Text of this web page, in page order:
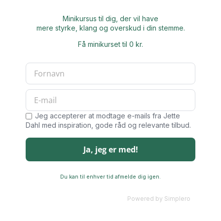
Minikursus til dig, der vil have
mere styrke, klang og overskud i din stemme.
Få minikurset til 0 kr.
Jeg accepterer at modtage e-mails fra Jette
Dahl med inspiration, gode råd og relevante tilbud.
Du kan til enhver tid afmelde dig igen.
Powered by Simplero